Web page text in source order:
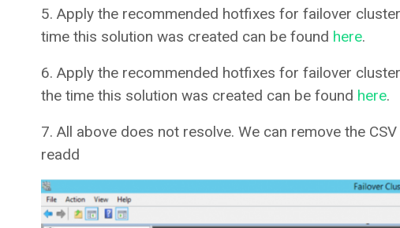
5. Apply the recommended hotfixes for failover
time this solution was created can be found here.
6. Apply the recommended hotfixes for failover
the time this solution was created can be found here.
7. All above does not resolve. We can remove the
readd